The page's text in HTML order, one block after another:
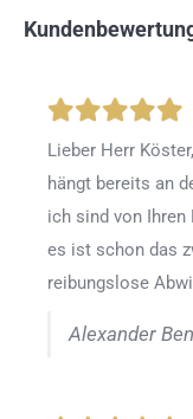
Lieber Herr
hängt bereits an
ich sind von
es ist schon das
reibungslose
Alexander